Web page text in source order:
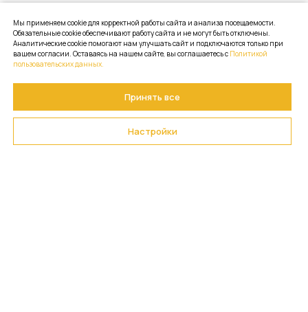
Мы применяем cookie для корректной работы сайта и анализа посещаемости.
Обязательные cookie обеспечивают работу сайта и не могут быть отключены.
Аналитические cookie помогают нам улучшать сайт и подключаются только при
вашем согласии. Оставаясь на нашем сайте, вы соглашаетесь с Политикой
пользовательских данных.
Принять все
Настройки